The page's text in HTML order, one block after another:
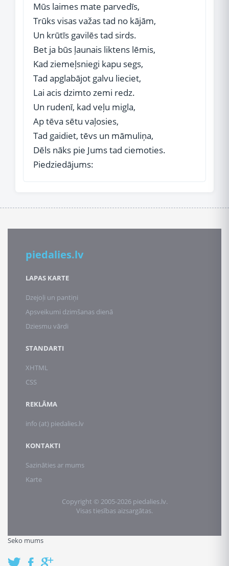
Mūs laimes mate parvedīs,
Trūks visas važas tad no kājām,
Un krūtīs gavilēs tad sirds.
Bet ja būs ļaunais liktens lēmis,
Kad ziemeļsniegi kapu segs,
Tad apglabājot galvu lieciet,
Lai acis dzimto zemi redz.
Un rudenī, kad veļu migla,
Ap tēva sētu vaļosies,
Tad gaidiet, tēvs un māmuliņa,
Dēls nāks pie Jums tad ciemoties.
Piedziedājums:
piedalies.lv
LAPAS KARTE
Dzejoļi un pantiņi
Apsveikumi dzimšanas dienā
Dziesmu vārdi
STANDARTI
XHTML
CSS
REKLĀMA
info (at) piedalies.lv
KONTAKTI
Sazināties ar mums
Karte
Copyright © 2005-2026 piedalies.lv.
Visas tiesības aizsargātas.
Seko mums